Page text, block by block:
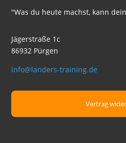
"Was du heute machst, kann
Jägerstraße 1c
86932 Pürgen
info@landers-training.de
Vertrag